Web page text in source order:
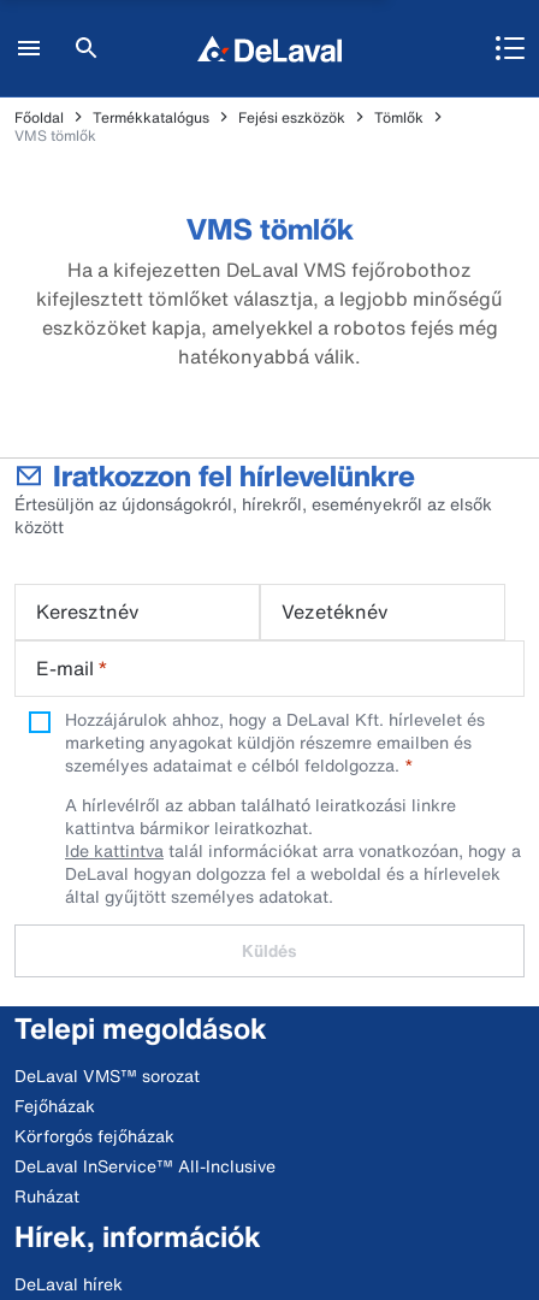
Főoldal Termékkatalógus Fejési eszközök
Tömlők
VMS tömlők
VMS tömlők
Ha a kifejezetten DeLaval VMS fejőrobothoz
kifejlesztett tömlőket választja, a legjobb minőségű
eszközöket kapja, amelyekkel a robotos fejés még
hatékonyabbá válik.
Iratkozzon fel hírlevelünkre
Értesüljön az újdonságokról, hírekről, eseményekről az elsők
között
Keresztnév
Vezetéknév
E-mail *
Hozzájárulok ahhoz, hogy a DeLaval Kft. hírlevelet és
marketing anyagokat küldjön részemre emailben és
személyes adataimat e célból feldolgozza.
A hírlevélről az abban található leiratkozási linkre
kattintva bármikor leiratkozhat.
Ide kattintvatalál információkat arra vonatkozóan, hogy a
DeLaval hogyan dolgozza fel a weboldal és a hírlevelek
által gyűjtött személyes adatokat.
Küldés
Telepi megoldások
DeLaval VMS™ sorozat
Fejőházak
Körforgós fejőházak
DeLaval InService™ All-Inclusive
Ruházat
Hírek, információk
DeLaval hírek